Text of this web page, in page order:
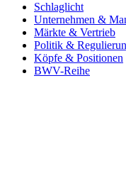
Schlaglicht
Unternehmen &
Märkte & Vertrieb
Politik &
Köpfe & Positionen
BWV-Reihe